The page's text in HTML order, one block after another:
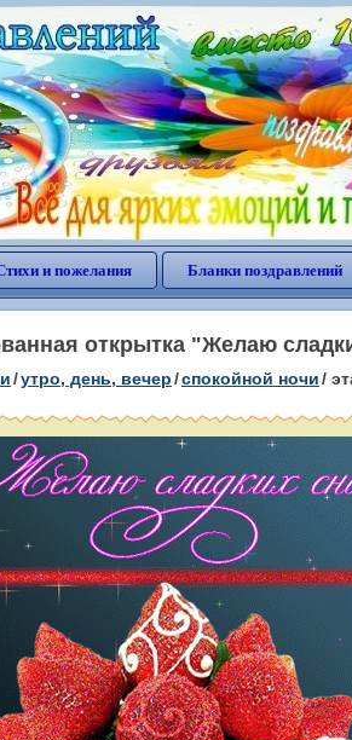
и пожелания Бланки поздравлений
открытка "Желаю
/утро, день, вечер/спокойной ночи/